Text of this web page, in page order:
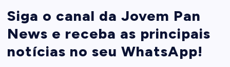
Siga o canal da Jovem Pan
News e receba as principais
notícias no seu WhatsApp!